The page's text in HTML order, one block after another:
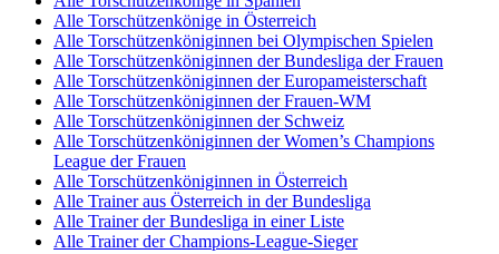
Alle Torschützenkönige in Österreich
Alle Torschützenköniginnen bei Olympischen Spielen
Alle Torschützenköniginnen der Bundesliga der Frauen
Alle Torschützenköniginnen der Europameisterschaft
Alle Torschützenköniginnen der Frauen-WM
Alle Torschützenköniginnen der Schweiz
Alle Torschützenköniginnen der Women’s Champions
League der Frauen
Alle Torschützenköniginnen in Österreich
Alle Trainer aus Österreich in der Bundesliga
Alle Trainer der Bundesliga in einer Liste
Alle Trainer der Champions-League-Sieger